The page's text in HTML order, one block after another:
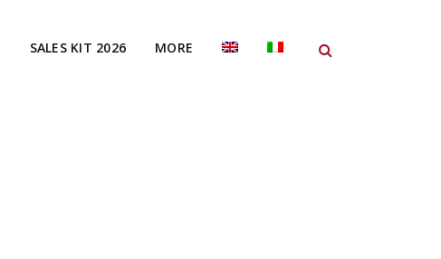
SALES KIT 2026 MORE